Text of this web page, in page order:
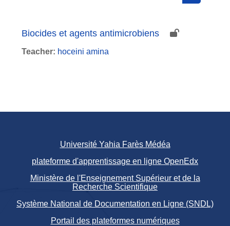
Biocides et agents antimicrobiens
Teacher: hoceini amina
Université Yahia Farès Médéa
plateforme d'apprentissage en ligne OpenEdx
Ministère de l'Enseignement Supérieur et de la
Recherche Scientifique
Système National de Documentation en Ligne (SNDL)
Portail des plateformes numériques